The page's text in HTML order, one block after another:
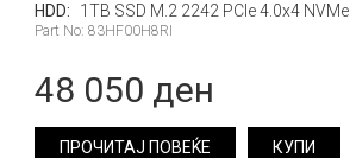
HDD:
1TB SSD M.2 2242 PCIe 4.0x4 NVMe
Part No: 83HF00H8RI
48 050 ден
ПРОЧИТАЈ ПОВЕЌЕ КУПИ